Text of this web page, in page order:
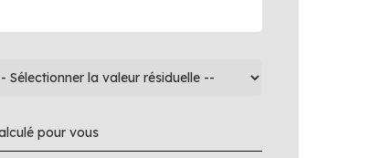
pour vous